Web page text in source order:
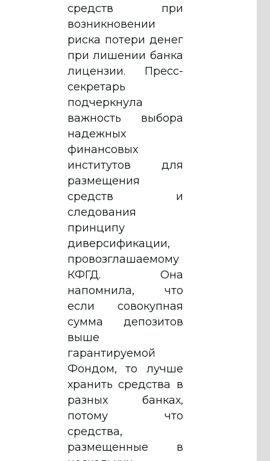
средств при
возникновении
риска потери денег
при лишении банка
лицензии. Пресс-
секретарь
подчеркнула
важность выбора
надежных
финансовых
институтов для
размещения
средств и
следования
принципу
диверсификации,
провозглашаемому
КФГД. Она
напомнила, что
если совокупная
сумма депозитов
выше
гарантируемой
Фондом, то лучше
хранить средства в
разных банках,
потому что
средства,
размещенные в